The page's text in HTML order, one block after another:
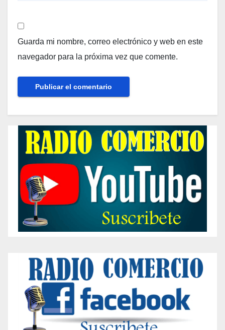
Guarda mi nombre, correo electrónico y web en este
navegador para la próxima vez que comente.